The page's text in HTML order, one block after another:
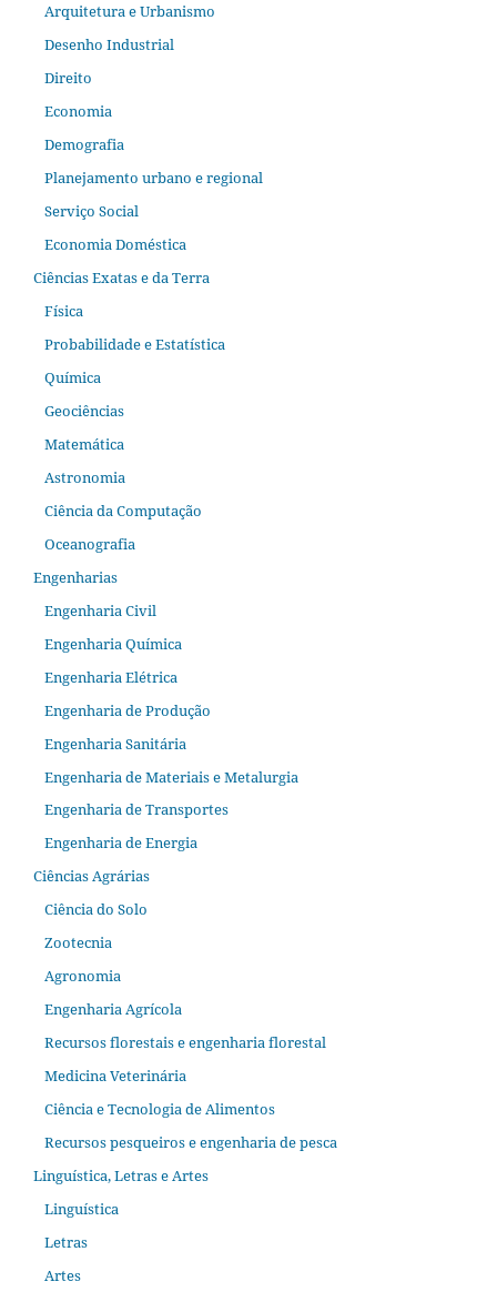
Arquitetura e Urbanismo
Desenho Industrial
Direito
Economia
Demografia
Planejamento urbano e regional
Serviço Social
Economia Doméstica
Ciências Exatas e da Terra
Física
Probabilidade e Estatística
Química
Geociências
Matemática
Astronomia
Ciência da Computação
Oceanografia
Engenharias
Engenharia Civil
Engenharia Química
Engenharia Elétrica
Engenharia de Produção
Engenharia Sanitária
Engenharia de Materiais e Metalurgia
Engenharia de Transportes
Engenharia de Energia
Ciências Agrárias
Ciência do Solo
Zootecnia
Agronomia
Engenharia Agrícola
Recursos florestais e engenharia florestal
Medicina Veterinária
Ciência e Tecnologia de Alimentos
Recursos pesqueiros e engenharia de pesca
Linguística, Letras e Artes
Linguística
Letras
Artes